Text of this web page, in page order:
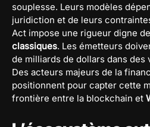
souplesse. Leurs modèles
juridiction et de leurs
Act impose une rigueur digne
classiques. Les émetteurs
de milliards de dollars dans
Des acteurs majeurs de la
positionnent pour capter cette
frontière entre la blockchain et